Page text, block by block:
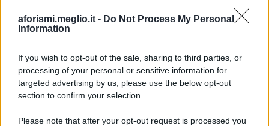
aforismi.meglio.it - Do Not Process My Personal
Information
If you wish to opt-out of the sale, sharing to third parties, or
processing of your personal or sensitive information for
targeted advertising by us, please use the below opt-out
section to confirm your selection.
Please note that after your opt-out request is processed you
Ricevi LE FRASI PIÙ BELLE via e-mail
E-mail